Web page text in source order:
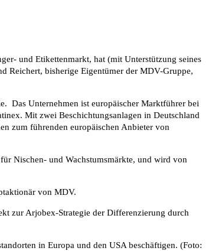
und Etikettenmarkt, hat (mit Unterstützung seines
Reichert, bisherige Eigentümer der MDV-Gruppe,
Das Unternehmen ist europäischer Marktführer bei
Mit zwei Beschichtungsanlagen in Deutschland
zum führenden europäischen Anbieter von
Nischen- und Wachstumsmärkte, und wird von
von MDV.
zur Arjobex-Strategie der Differenzierung durch
in Europa und den USA beschäftigen. (Foto: